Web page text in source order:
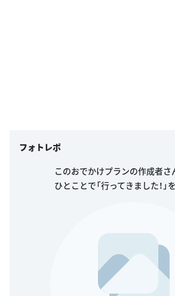
フォトレポ
このおでかけプランの作成者さ
ひとことで「行ってきました！」